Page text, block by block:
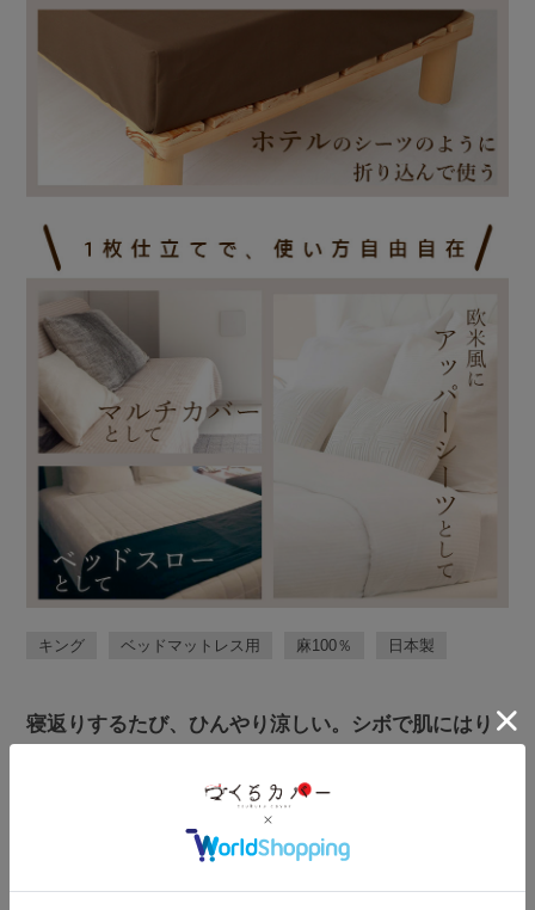
キング ベッドマットレス用 麻100％ 日本製
寝返りするたび、ひんやり涼しい。シボで肌にはり
製 フラットシーツ（ベッドマットレス用）
吸湿発散性に優れ、熱伝導率が高い、天然繊維